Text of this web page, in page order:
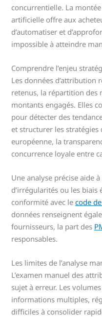
concurrentielle. La
artificielle offre aux
d’automatiser et
impossible à atteindre
Comprendre l’enjeu
Les données d’attribution
retenus, la répartition des
montants engagés. Elles
pour détecter des
et structurer les stratégies
européenne, la
concurrence loyale entre
Une analyse précise aide
d’irrégularités ou les biais
conformité avec lecode
données renseignent
fournisseurs, la part des
responsables.
Les limites de l’analyse
L’examen manuel des
sujet à erreur. Les
informations multiples,
difficiles à consolider